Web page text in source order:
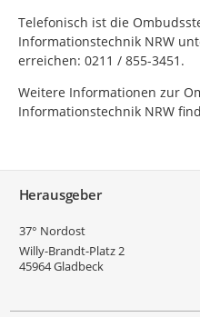
Telefonisch ist die
Informationstechnik NRW
erreichen: 0211 / 855-3451.
Weitere Informationen zur
Informationstechnik NRW
Herausgeber
37° Nordost
Willy-Brandt-Platz 2
45964Gladbeck